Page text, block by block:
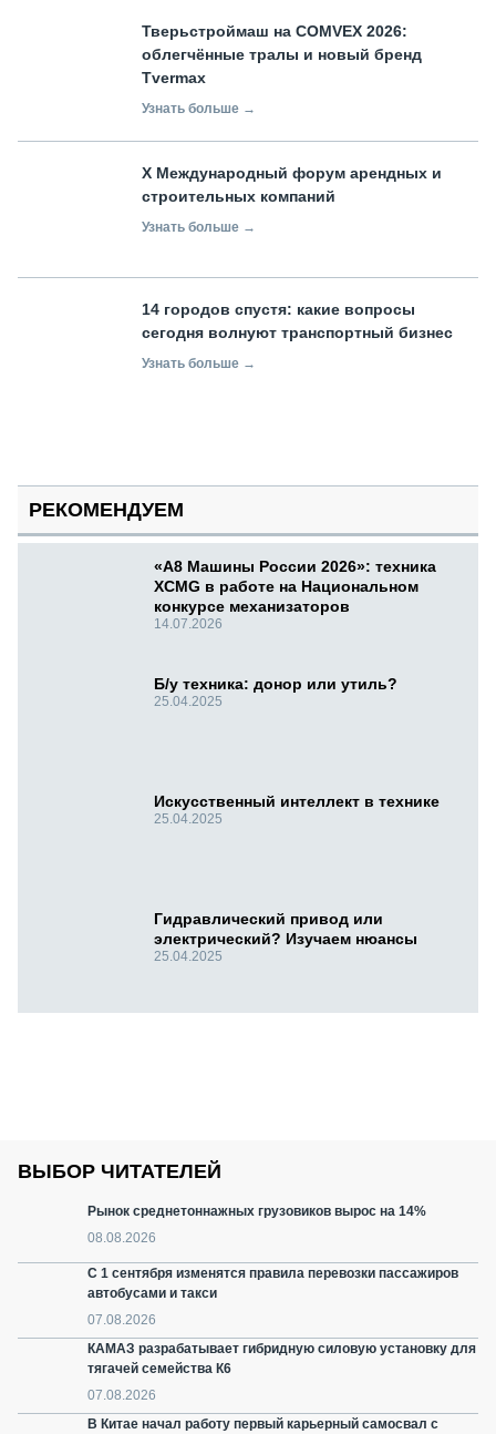
Тверьстроймаш на COMVEX 2026:
облегчённые тралы и новый бренд
Tvermax
Узнать больше →
X Международный форум арендных и
строительных компаний
Узнать больше →
14 городов спустя: какие вопросы
сегодня волнуют транспортный бизнес
Узнать больше →
РЕКОМЕНДУЕМ
«А8 Машины России 2026»: техника
XCMG в работе на Национальном
конкурсе механизаторов
14.07.2026
Б/у техника: донор или утиль?
25.04.2025
Искусственный интеллект в технике
25.04.2025
Гидравлический привод или
электрический? Изучаем нюансы
25.04.2025
ВЫБОР ЧИТАТЕЛЕЙ
Рынок среднетоннажных грузовиков вырос на 14%
08.08.2026
С 1 сентября изменятся правила перевозки пассажиров
автобусами и такси
07.08.2026
КАМАЗ разрабатывает гибридную силовую установку для
тягачей семейства К6
07.08.2026
В Китае начал работу первый карьерный самосвал с